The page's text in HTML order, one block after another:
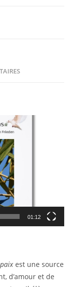
01:12
est une source
d’amour et de